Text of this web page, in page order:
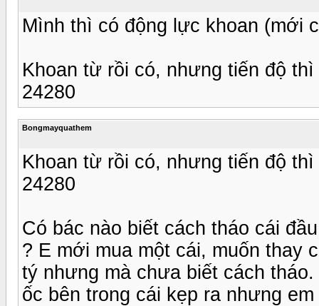
Mình thì có động lực khoan (mới
Khoan từ rồi có, nhưng tiến độ
24280
Bongmayquathem
Khoan từ rồi có, nhưng tiến độ
24280
Có bác nào biết cách tháo cái
? E mới mua một cái, muốn thay
tý nhưng mà chưa biết cách
ốc bên trong cái kẹp ra nhưng